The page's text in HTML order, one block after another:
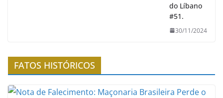
do Líbano
#51.
30/11/2024
FATOS HISTÓRICOS